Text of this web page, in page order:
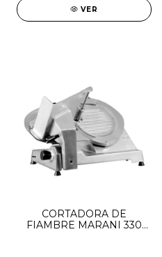
VER
CORTADORA DE
FIAMBRE MARANI 330